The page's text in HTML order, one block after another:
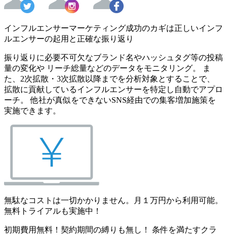
インフルエンサーマーケティング成功のカギは正しいインフ
ルエンサーの起用と正確な振り返り
振り返りに必要不可欠なブランド名やハッシュタグ等の投稿
量の変化や リーチ総量などのデータをモニタリング。 ま
た、2次拡散・3次拡散以降までを分析対象とすることで、
拡散に貢献しているインフルエンサーを特定し自動でアプロ
ーチ。 他社が真似をできないSNS経由での集客増加施策を
実施できます。
無駄なコストは一切かかりません。月１万円から利用可能。
無料トライアルも実施中！
初期費用無料！契約期間の縛りも無し！ 条件を満たすクラ